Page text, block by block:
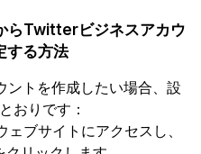
らTwitterビジネスアカウ
する方法
トを作成したい場合、設
おりです：
ブサイトにアクセスし、